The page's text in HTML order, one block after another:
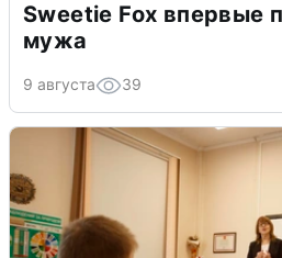
Sweetie Fox впервые
мужа
9 августа 39